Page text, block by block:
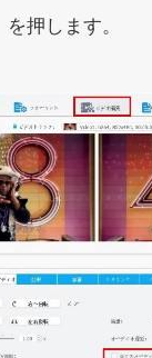
押します。